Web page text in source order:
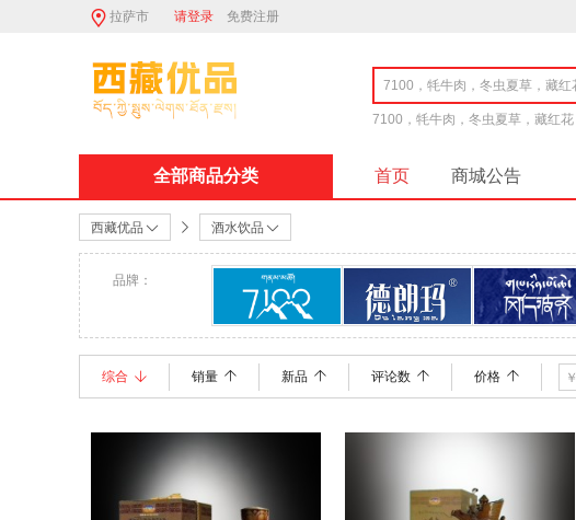
拉萨市 请登录 免费注册
7100，牦牛肉，冬虫夏草，藏红花
全部商品分类 首页 商城公告
西藏优品 酒水饮品
品牌：
7100 德朗玛 冈仁波齐
综合 销量 新品 评论数 价格